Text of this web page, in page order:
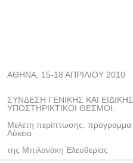
ΑΘΗΝΑ, 15-18 ΑΠΡΙΛΙΟΥ 2010
ΣΥΝΔΕΣΗ ΓΕΝΙΚΗΣ ΚΑΙ
ΥΠΟΣΤΗΡΙΚΤΙΚΟΙ ΘΕΣΜΟΙ.
Μελέτη περίπτωσης: πρόγραμμα
Λύκειο
της Μπιλανάκη Ελευθερίας